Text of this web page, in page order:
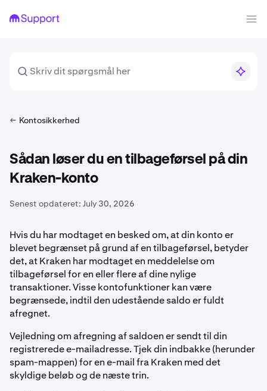
Kontosikkerhed
Sådan løser du en tilbageførsel på din
Kraken-konto
Senest opdateret: July 30, 2026
Hvis du har modtaget en besked om, at din konto er
blevet begrænset på grund af en tilbageførsel, betyder
det, at Kraken har modtaget en meddelelse om
tilbageførsel for en eller flere af dine nylige
transaktioner. Visse kontofunktioner kan være
begrænsede, indtil den udestående saldo er fuldt
afregnet.
Vejledning om afregning af saldoen er sendt til din
registrerede e-mailadresse. Tjek din indbakke (herunder
spam-mappen) for en e-mail fra Kraken med det
skyldige beløb og de næste trin.